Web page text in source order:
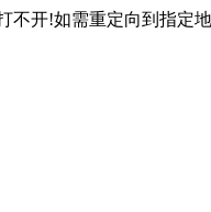
不开!如需重定向到指定